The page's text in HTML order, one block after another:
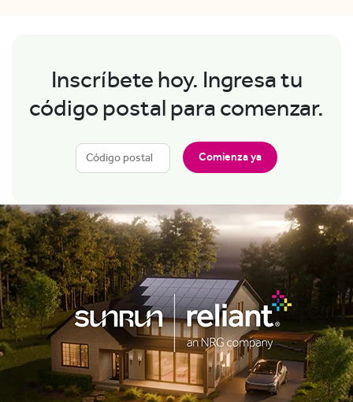
Inscríbete hoy. Ingresa tu
código postal para comenzar.
Comienza ya